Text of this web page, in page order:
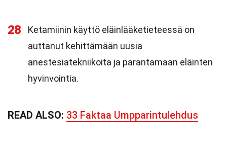
28
Ketamiinin käyttö eläinlääketieteessä on
auttanut kehittämään uusia
anestesiatekniikoita ja parantamaan eläinten
hyvinvointia.
READ ALSO: 33 Faktaa Umpparintulehdus